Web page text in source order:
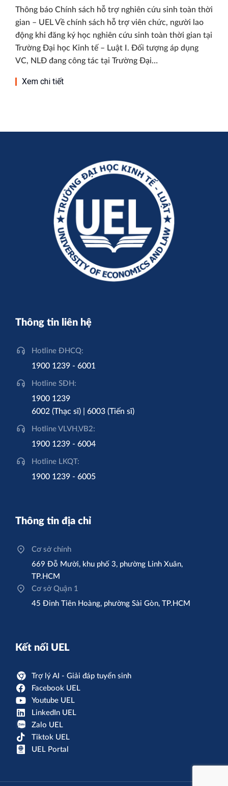
Thông báo Chính sách hỗ trợ nghiên cứu sinh toàn thời
gian – UEL Về chính sách hỗ trợ viên chức, người lao
động khi đăng ký học nghiên cứu sinh toàn thời gian tại
Trường Đại học Kinh tế – Luật I. Đối tượng áp dụng
VC, NLĐ đang công tác tại Trường Đại…
Xem chi tiết
Thông tin liên hệ
Hotline ĐHCQ:
1900 1239 - 6001
Hotline SĐH:
1900 1239
6002 (Thạc sĩ) | 6003 (Tiến sĩ)
Hotline VLVH,VB2:
1900 1239 - 6004
Hotline LKQT:
1900 1239 - 6005
Thông tin địa chỉ
Cơ sở chính
669 Đỗ Mười, khu phố 3, phường Linh Xuân,
TP.HCM
Cơ sở Quận 1
45 Đinh Tiên Hoàng, phường Sài Gòn, TP.HCM
Kết nối UEL
Trợ lý AI - Giải đáp tuyển sinh
Facebook UEL
Youtube UEL
LinkedIn UEL
Zalo UEL
Tiktok UEL
UEL Portal